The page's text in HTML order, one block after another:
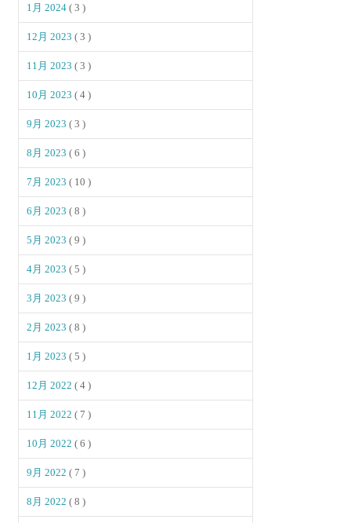
1月 2024( 3 )
12月 2023( 3 )
11月 2023( 3 )
10月 2023( 4 )
9月 2023( 3 )
8月 2023( 6 )
7月 2023( 10 )
6月 2023( 8 )
5月 2023( 9 )
4月 2023( 5 )
3月 2023( 9 )
2月 2023( 8 )
1月 2023( 5 )
12月 2022( 4 )
11月 2022( 7 )
10月 2022( 6 )
9月 2022( 7 )
8月 2022( 8 )